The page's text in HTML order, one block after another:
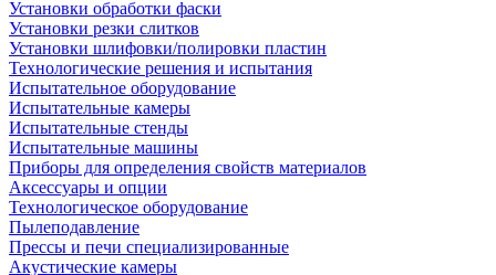
Установки обработки фаски
Установки резки слитков
Установки шлифовки/полировки пластин
Технологические решения и испытания
Испытательное оборудование
Испытательные камеры
Испытательные стенды
Испытательные машины
Приборы для определения свойств материалов
Аксессуары и опции
Технологическое оборудование
Пылеподавление
Прессы и печи специализированные
Акустические камеры